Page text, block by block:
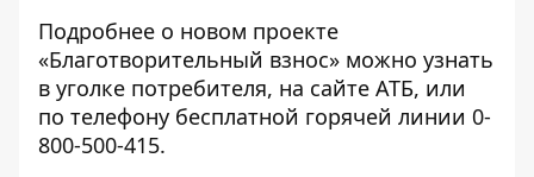
Подробнее о новом проекте
«Благотворительный взнос» можно узнать
в уголке потребителя, на сайте АТБ, или
по телефону бесплатной горячей линии 0-
800-500-415.